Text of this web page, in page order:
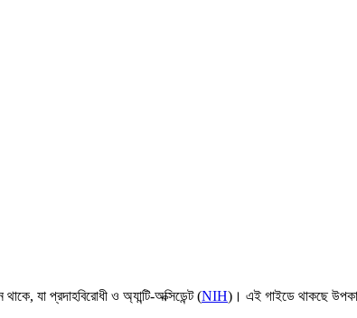
যা প্রদাহবিরোধী ও অ্যান্টি-অক্সিডেন্ট (NIH)। এই গাইডে থাকছে